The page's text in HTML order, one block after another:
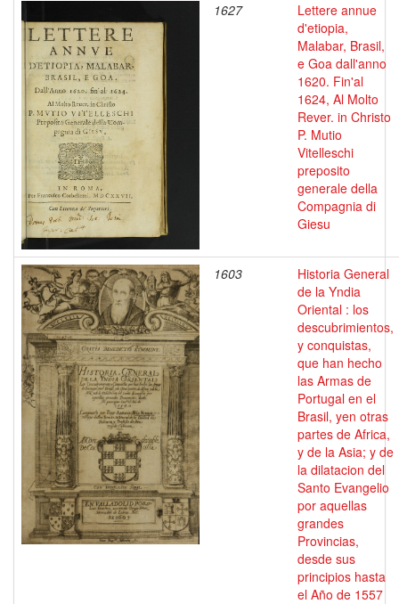
1627
Lettere annue
d'etiopia,
Malabar, Brasil,
e Goa dall'anno
1620. Fin'al
1624, Al Molto
Rever. in Christo
P. Mutio
Vitelleschi
preposito
generale della
Compagnia di
Giesu
1603
Historia General
de la Yndia
Oriental : los
descubrimientos,
y conquistas,
que han hecho
las Armas de
Portugal en el
Brasil, yen otras
partes de Africa,
y de la Asia; y de
la dilatacion del
Santo Evangelio
por aquellas
grandes
Provincias,
desde sus
principios hasta
el Año de 1557